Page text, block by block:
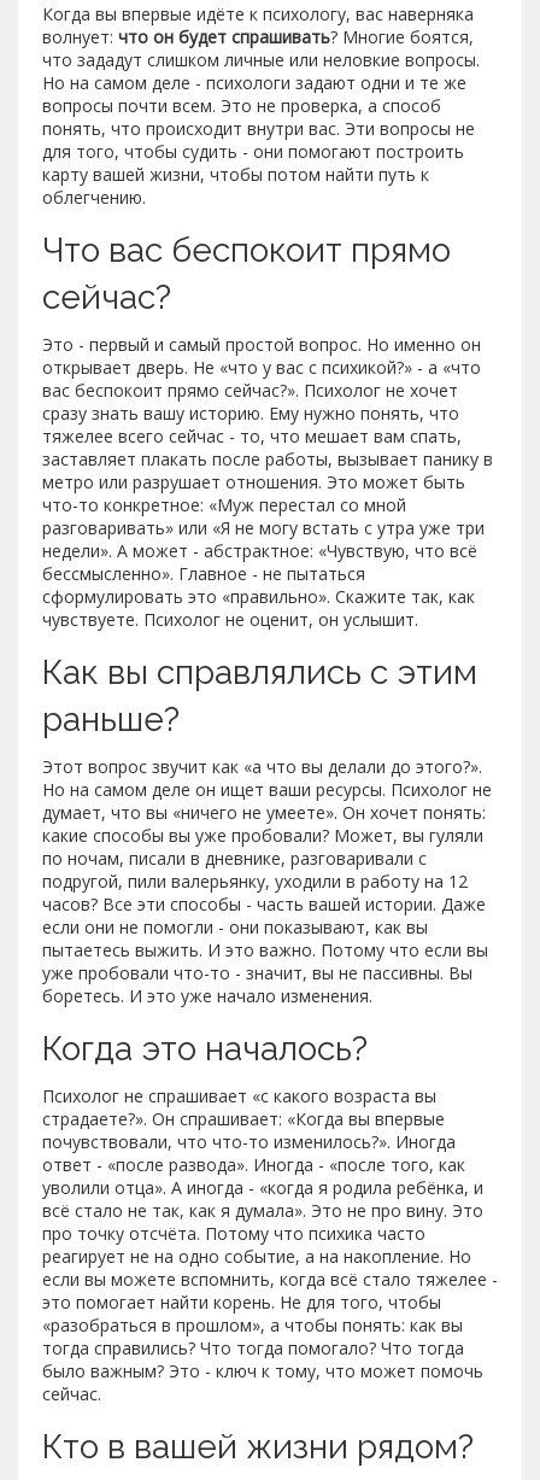
Когда вы впервые идёте к психологу, вас наверняка
волнует: что он будет спрашивать? Многие боятся,
что зададут слишком личные или неловкие вопросы.
Но на самом деле - психологи задают одни и те же
вопросы почти всем. Это не проверка, а способ
понять, что происходит внутри вас. Эти вопросы не
для того, чтобы судить - они помогают построить
карту вашей жизни, чтобы потом найти путь к
облегчению.
Что вас беспокоит прямо
сейчас?
Это - первый и самый простой вопрос. Но именно он
открывает дверь. Не «что у вас с психикой?» - а «что
вас беспокоит прямо сейчас?». Психолог не хочет
сразу знать вашу историю. Ему нужно понять, что
тяжелее всего сейчас - то, что мешает вам спать,
заставляет плакать после работы, вызывает панику в
метро или разрушает отношения. Это может быть
что-то конкретное: «Муж перестал со мной
разговаривать» или «Я не могу встать с утра уже три
недели». А может - абстрактное: «Чувствую, что всё
бессмысленно». Главное - не пытаться
сформулировать это «правильно». Скажите так, как
чувствуете. Психолог не оценит, он услышит.
Как вы справлялись с этим
раньше?
Этот вопрос звучит как «а что вы делали до этого?».
Но на самом деле он ищет ваши ресурсы. Психолог не
думает, что вы «ничего не умеете». Он хочет понять:
какие способы вы уже пробовали? Может, вы гуляли
по ночам, писали в дневнике, разговаривали с
подругой, пили валерьянку, уходили в работу на 12
часов? Все эти способы - часть вашей истории. Даже
если они не помогли - они показывают, как вы
пытаетесь выжить. И это важно. Потому что если вы
уже пробовали что-то - значит, вы не пассивны. Вы
боретесь. И это уже начало изменения.
Когда это началось?
Психолог не спрашивает «с какого возраста вы
страдаете?». Он спрашивает: «Когда вы впервые
почувствовали, что что-то изменилось?». Иногда
ответ - «после развода». Иногда - «после того, как
уволили отца». А иногда - «когда я родила ребёнка, и
всё стало не так, как я думала». Это не про вину. Это
про точку отсчёта. Потому что психика часто
реагирует не на одно событие, а на накопление. Но
если вы можете вспомнить, когда всё стало тяжелее -
это помогает найти корень. Не для того, чтобы
«разобраться в прошлом», а чтобы понять: как вы
тогда справились? Что тогда помогало? Что тогда
было важным? Это - ключ к тому, что может помочь
сейчас.
Кто в вашей жизни рядом?